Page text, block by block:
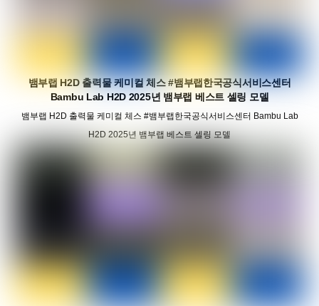
뱀부랩 H2D 출력물 케미컬 체스 #뱀부랩한국공식서비스센터
Bambu Lab H2D 2025년 뱀부랩 베스트 셀링 모델
뱀부랩 H2D 출력물 케미컬 체스 #뱀부랩한국공식서비스센터 Bambu Lab
H2D 2025년 뱀부랩 베스트 셀링 모델